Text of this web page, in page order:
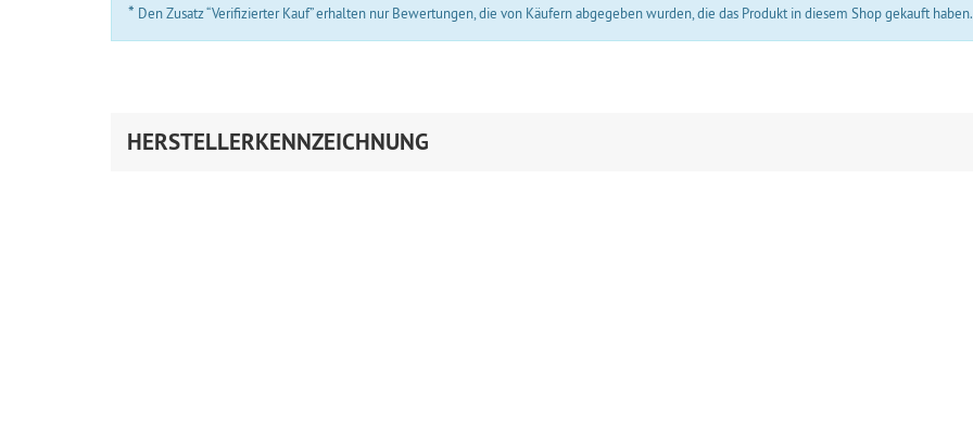
* Den Zusatz “Verifizierter Kauf” erhalten nur Bewertungen, die von Käufern abgegeben wurden, die das Produkt in diesem Shop gekauft
HERSTELLERKENNZEICHNUNG